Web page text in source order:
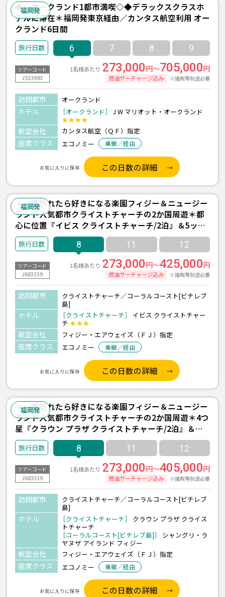
福岡発
◆◇オークランド1都市満喫◇◆デラックスクラスホ
テルに滞在＊福岡発東京経由／カンタス航空利用 オー
クランド6日間
6 7 8 9
ツアーコード
J533993
1名様あたり 273,000円～705,000円
燃油サーチャージ込み ※諸税等別途必要
訪問都市 オークランド
ホテル ［オークランド］
J W マリオット・オークランド
★★★★
航空会社 カンタス航空（ＱＦ）指定
座席クラス エコノミー 乗継／経由
お気に入りに保存 この日数の詳細
福岡発
＊一度訪れたら好きになる楽園フィジー＆ニュージー
ランド人気都市クライストチャーチの2か国周遊＊都
心に位置『イビス クライストチャーチ/2泊』＆5ッ星
『インターコンチネンタル フィジー/3泊(朝食付き)』
宿泊 8日間 ＜フィジーエアウェイズ利用/福岡発着＞
8 11 12
ツアーコード
J683339
1名様あたり 273,000円～425,000円
燃油サーチャージ込み ※諸税等別途必要
訪問都市
クライストチャーチ／コーラルコースト[ビチレブ
島]
ホテル ［クライストチャーチ］
イビス クライストチャー
チ ★★★
航空会社 フィジー・エアウェイズ（ＦＪ）指定
座席クラス エコノミー 乗継／経由
お気に入りに保存 この日数の詳細
福岡発
＊一度訪れたら好きになる楽園フィジー＆ニュージー
ランド人気都市クライストチャーチの2か国周遊＊4つ
星『クラウン プラザ クライストチャーチ/2泊』＆大
型リゾート『シャングリ・ラ ヤヌザ アイランド/3泊
(朝食付き)』宿泊 8日間 ＜フィジーエアウェイズ利用/
8 11 12
ツアーコード
J683319
1名様あたり 273,000円～405,000円
燃油サーチャージ込み ※諸税等別途必要
訪問都市
クライストチャーチ／コーラルコースト[ビチレブ
島]
ホテル ［クライストチャーチ］
クラウン プラザ クライス
トチャーチ
［コーラルコースト[ビチレブ島]］
シャングリ・ラ
ヤヌザ アイランド フィジー
航空会社 フィジー・エアウェイズ（ＦＪ）指定
座席クラス エコノミー 乗継／経由
お気に入りに保存 この日数の詳細